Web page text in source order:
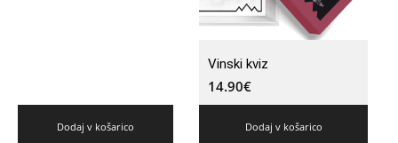
Dodaj v košarico
Vinski kviz
14.90€
Dodaj v košarico